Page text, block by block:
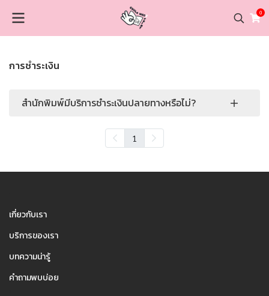
0
การชำระเงิน
สำนักพิมพ์มีบริการชำระเงินปลายทางหรือไม่?
1
เกี่ยวกับเรา
บริการของเรา
บทความน่ารู้
คำถามพบบ่อย